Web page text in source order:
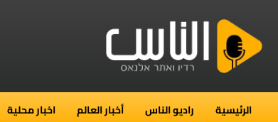
الرئيسية راديو الناس أخبار العالم اخبار محلية